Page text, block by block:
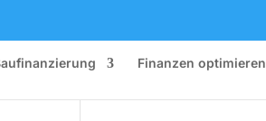
Finanzen optimieren